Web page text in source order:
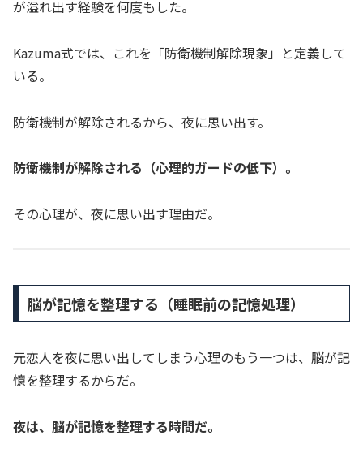
が溢れ出す経験を何度もした。
Kazuma式では、これを「防衛機制解除現象」と定義して
いる。
防衛機制が解除されるから、夜に思い出す。
防衛機制が解除される（心理的ガードの低下）。
その心理が、夜に思い出す理由だ。
脳が記憶を整理する（睡眠前の記憶処理）
元恋人を夜に思い出してしまう心理のもう一つは、脳が記
憶を整理するからだ。
夜は、脳が記憶を整理する時間だ。